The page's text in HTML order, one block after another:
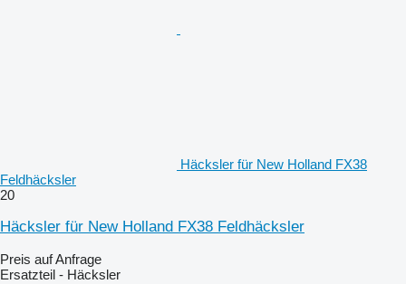
Häcksler für New Holland FX38
Feldhäcksler
20
Häcksler für New Holland FX38 Feldhäcksler
Preis auf Anfrage
Ersatzteil - Häcksler